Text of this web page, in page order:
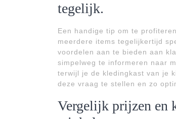
tegelijk.
Een handige tip om te
meerdere items tegelijkertijd
voordelen aan te bieden aan
simpelweg te informeren naar
terwijl je de kledingkast van je
deze vraag te stellen en zo
Vergelijk prijzen en